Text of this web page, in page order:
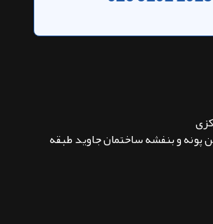
پونه و بنفشه ساختمان جاوید طبقه